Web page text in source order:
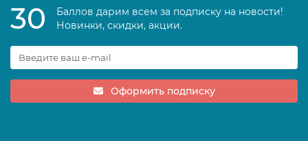
30
Баллов дарим всем за подписку на новости!
Новинки, скидки, акции.
Оформить подписку